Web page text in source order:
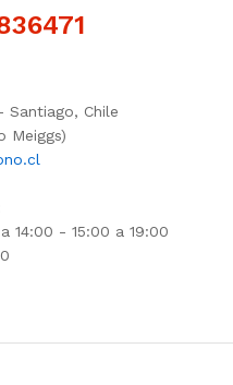
Santiago, Chile
Meiggs)
14:00 - 15:00 a 19:00